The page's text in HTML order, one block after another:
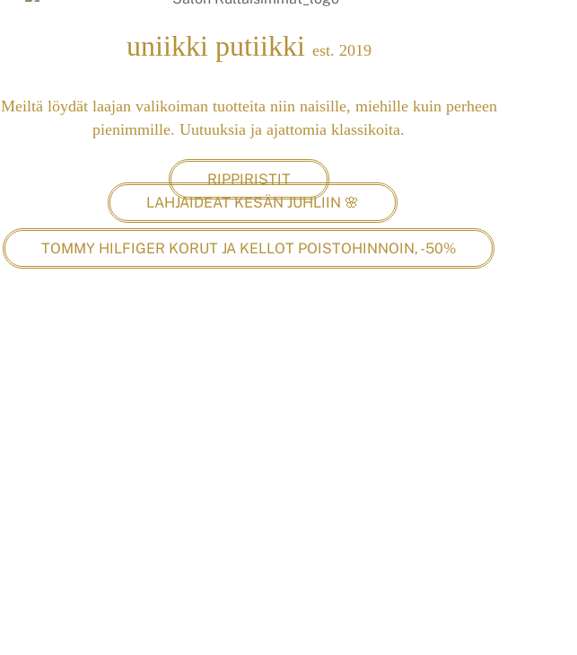
uniikki putiikki est. 2019
Meiltä löydät laajan valikoiman tuotteita niin naisille, miehille kuin perheen
pienimmille. Uutuuksia ja ajattomia klassikoita.
RIPPIRISTIT
LAHJAIDEAT KESÄN JUHLIIN 🌸
TOMMY HILFIGER KORUT JA KELLOT POISTOHINNOIN, -50%